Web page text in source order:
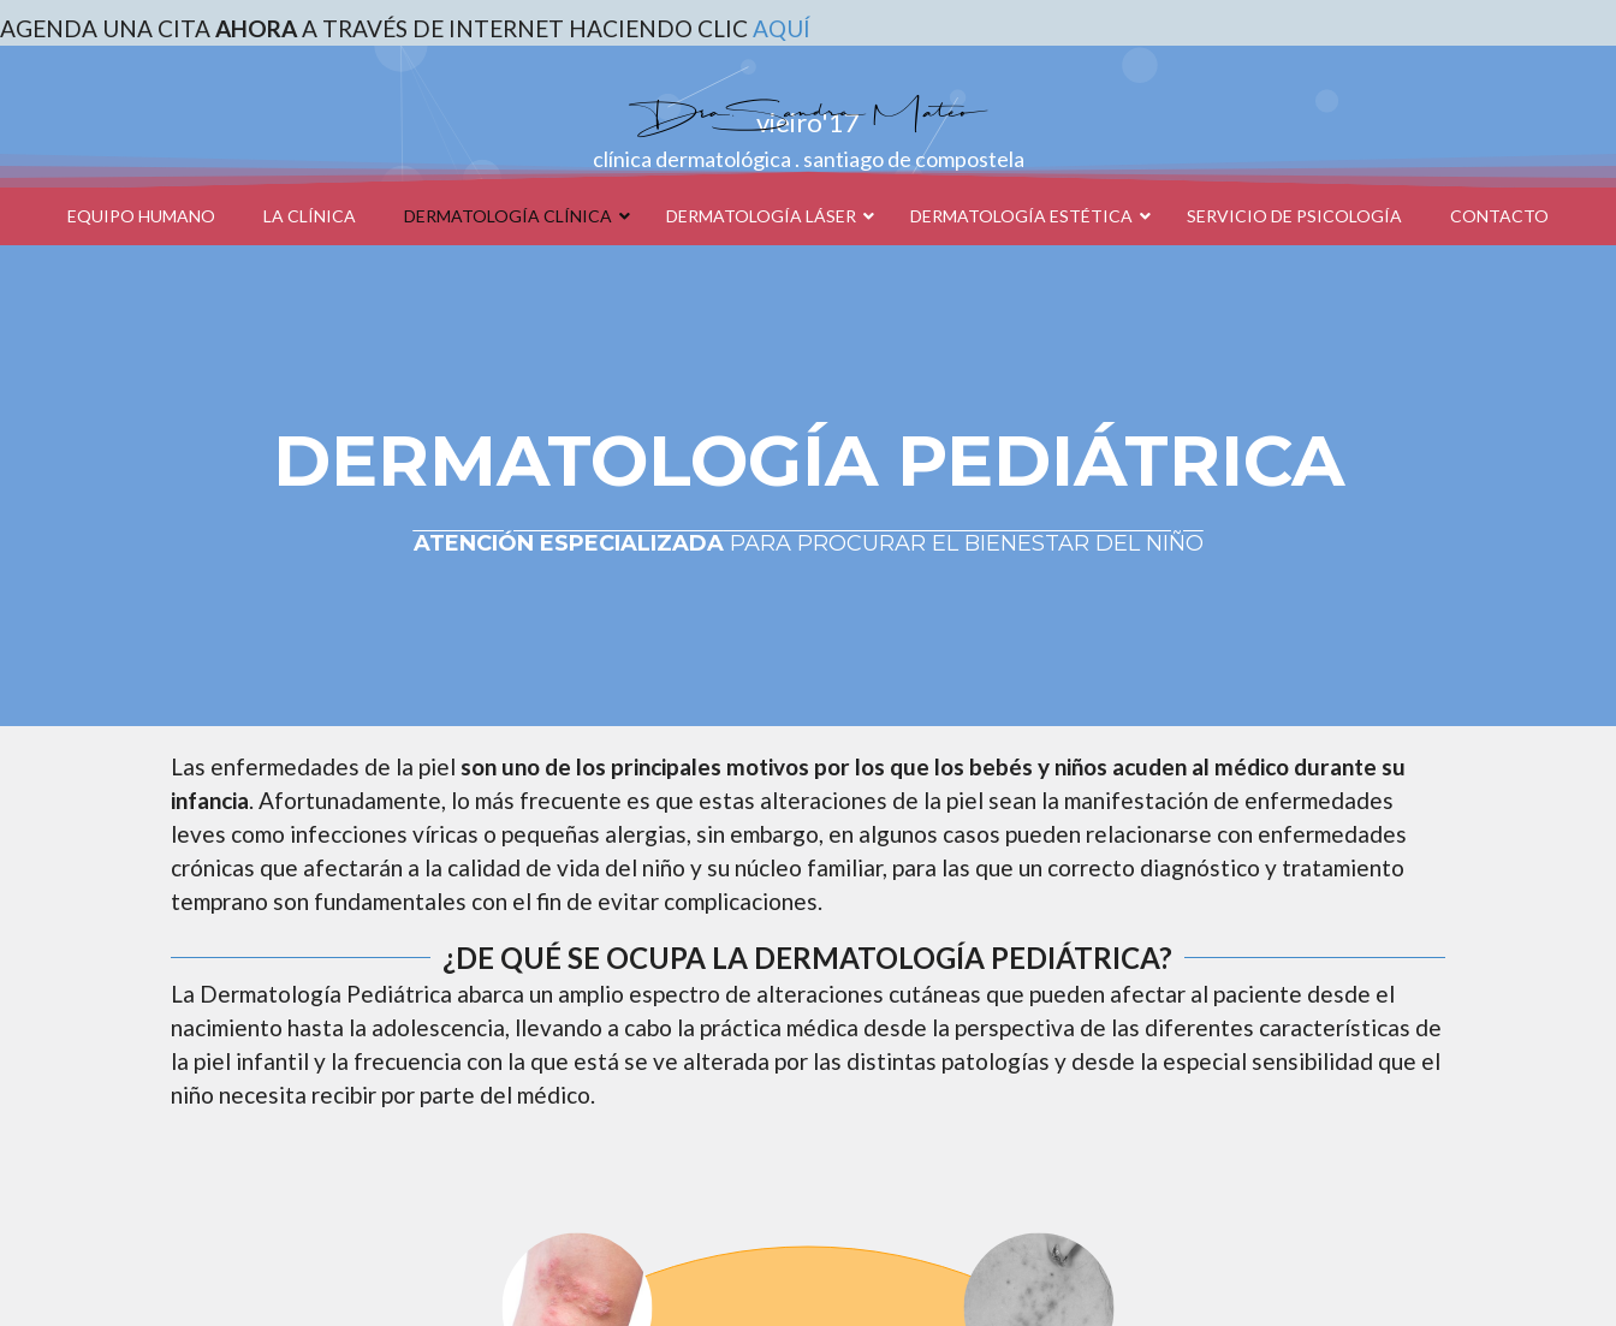
AGENDA UNA CITAAHORAA TRAVÉS DE INTERNET HACIENDO CLIC AQUÍ
vieiro'17
clínica dermatológica . santiago de compostela
EQUIPO HUMANO LA CLÍNICA DERMATOLOGÍA CLÍNICA DERMATOLOGÍA LÁSER DERMATOLOGÍA ESTÉTICA SERVICIO DE PSICOLOGÍA CONTACTO
DERMATOLOGÍA PEDIÁTRICA
ATENCIÓN ESPECIALIZADAPARA PROCURAR EL BIENESTAR DEL NIÑO
Las enfermedades de la piel son uno de los principales motivos por los que los bebés y niños acuden al médico durante su
infancia. Afortunadamente, lo más frecuente es que estas alteraciones de la piel sean la manifestación de enfermedades
leves como infecciones víricas o pequeñas alergias, sin embargo, en algunos casos pueden relacionarse con enfermedades
crónicas que afectarán a la calidad de vida del niño y su núcleo familiar, para las que un correcto diagnóstico y tratamiento
temprano son fundamentales con el fin de evitar complicaciones.
¿DE QUÉ SE OCUPA LA DERMATOLOGÍA PEDIÁTRICA?
La Dermatología Pediátrica abarca un amplio espectro de alteraciones cutáneas que pueden afectar al paciente desde el
nacimiento hasta la adolescencia, llevando a cabo la práctica médica desde la perspectiva de las diferentes características de
la piel infantil y la frecuencia con la que está se ve alterada por las distintas patologías y desde la especial sensibilidad que el
niño necesita recibir por parte del médico.